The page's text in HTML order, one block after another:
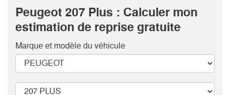
Peugeot 207 Plus : Calculer mon
estimation de reprise gratuite
Marque et modèle du véhicule